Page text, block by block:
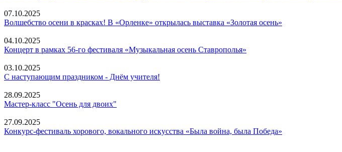
07.10.2025
Волшебство осени в красках! В «Орленке» открылась выставка «Золотая осень»
04.10.2025
Концерт в рамках 56-го фестиваля «Музыкальная осень Ставрополья»
03.10.2025
С наступающим праздником - Днём учителя!
28.09.2025
Мастер-класс "Осень для двоих"
27.09.2025
Конкурс-фестиваль хорового, вокального искусства «Была война, была Победа»